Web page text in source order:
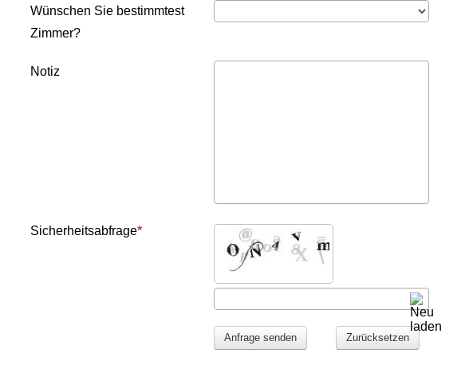
Wünschen Sie bestimmtest
Zimmer?
Notiz
Sicherheitsabfrage
Anfrage senden Zurücksetzen